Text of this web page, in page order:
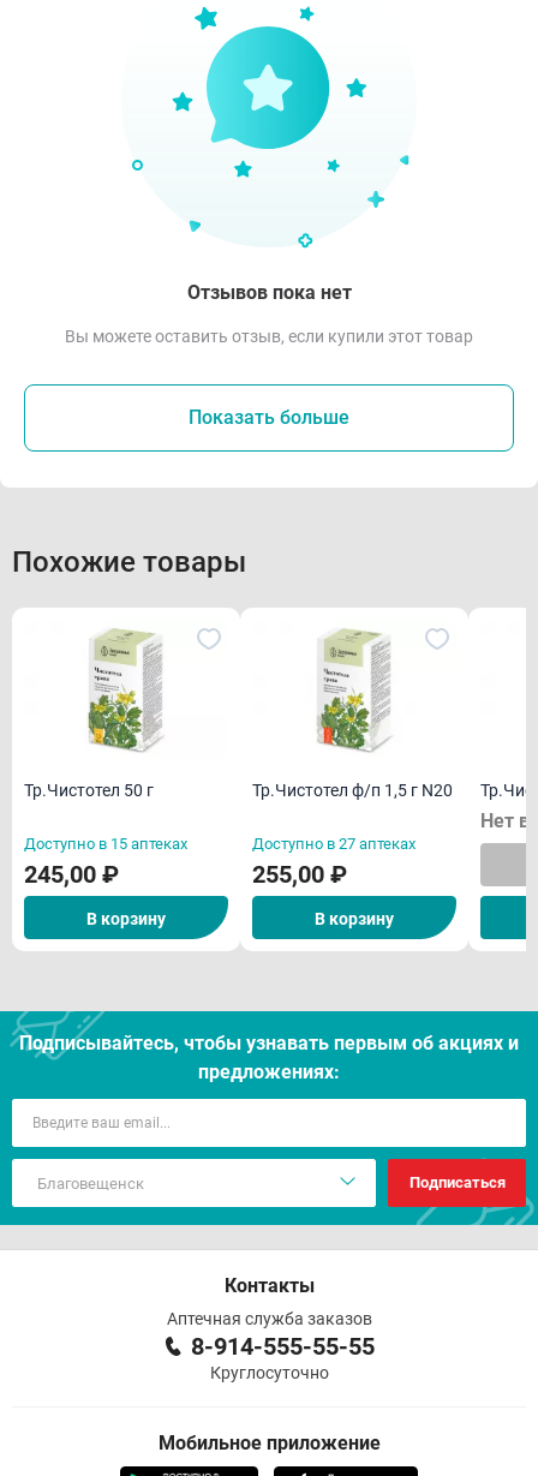
Отзывов пока нет
Вы можете оставить отзыв, если купили этот товар
Показать больше
Похожие товары
Тр.Чистотел 50 г
Доступно в 15 аптеках
245,00 ₽
В корзину
Тр.Чистотел ф/п 1,5 г N20
Доступно в 27 аптеках
255,00 ₽
В корзину
Нет в
Подписывайтесь, чтобы узнавать первым об акцияx и
предложениях:
Подписаться
Контакты
Аптечная служба заказов
8-914-555-55-55
Круглосуточно
Мобильное приложение